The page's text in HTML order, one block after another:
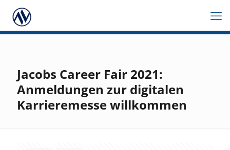
Jacobs Career Fair 2021:
Anmeldungen zur digitalen
Karrieremesse willkommen